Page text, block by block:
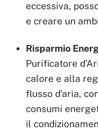
eccessiva,
e creare un
Risparmio
Purificatore
calore e alla
flusso d’aria,
consumi
il